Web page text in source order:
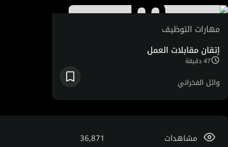
الإعلان في منطقة الشرق الأوسط وشمال إفريقيا. تمتد
مهارات التوظيف
إتقان مقابلات العمل
47 دقيقة
وائل الفخراني
مشاهدات 36,871